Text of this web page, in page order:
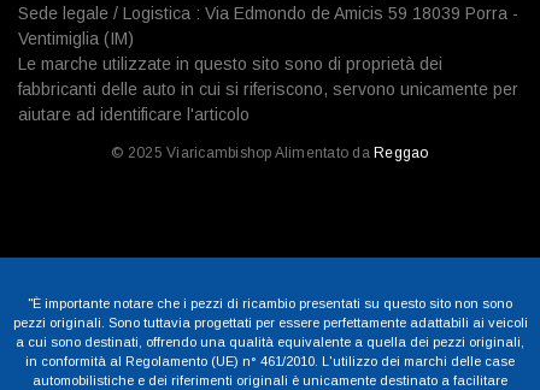
Sede legale / Logistica : Via Edmondo de Amicis 59 18039 Porra -
Ventimiglia (IM)
Le marche utilizzate in questo sito sono di proprietà dei
fabbricanti delle auto in cui si riferiscono, servono unicamente per
aiutare ad identificare l'articolo
© 2025 Viaricambishop Alimentato da Reggao
"È importante notare che i pezzi di ricambio presentati su questo sito non sono
pezzi originali. Sono tuttavia progettati per essere perfettamente adattabili ai veicoli
a cui sono destinati, offrendo una qualità equivalente a quella dei pezzi originali,
in conformità al Regolamento (UE) n° 461/2010. L'utilizzo dei marchi delle case
automobilistiche e dei riferimenti originali è unicamente destinato a facilitare